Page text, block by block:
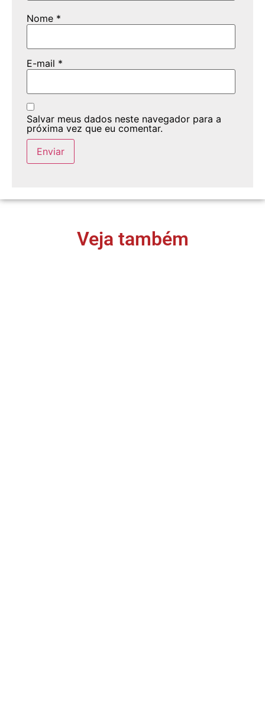
Nome *
E-mail *
Salvar meus dados neste navegador para a
próxima vez que eu comentar.
Veja também